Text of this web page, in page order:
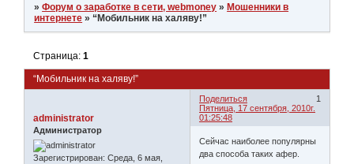
»Форум о заработке в сети, webmoney » Мошенники в
интернете » “Мобильник на халяву!”
“Мобильник на халяву!”
Страница:1
Поделиться
1
Пятница, 17 сентября, 2010г.
01:25:48
administrator
Администратор
Зарегистрирован: Среда, 6 мая,
Сейчас наиболее популярны
два способа таких афер.